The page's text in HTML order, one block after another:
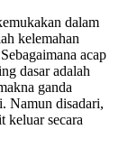
dalam
kelemahan
acap
dasar adalah
ganda
Namun disadari,
keluar secara